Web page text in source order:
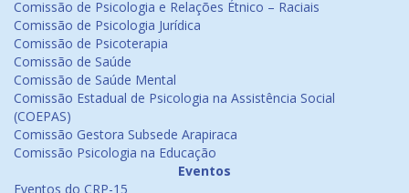
Comissão de Psicologia e Relações Étnico – Raciais
Comissão de Psicologia Jurídica
Comissão de Psicoterapia
Comissão de Saúde
Comissão de Saúde Mental
Comissão Estadual de Psicologia na Assistência Social
(COEPAS)
Comissão Gestora Subsede Arapiraca
Comissão Psicologia na Educação
Eventos
Eventos do CRP-15